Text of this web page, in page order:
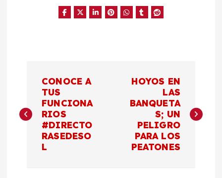
v
CONOCE A
TUS
FUNCIONA
RIOS
#DIRECTO
RASEDESO
L
HOYOS EN
LAS
BANQUETA
S; UN
PELIGRO
PARA LOS
PEATONES